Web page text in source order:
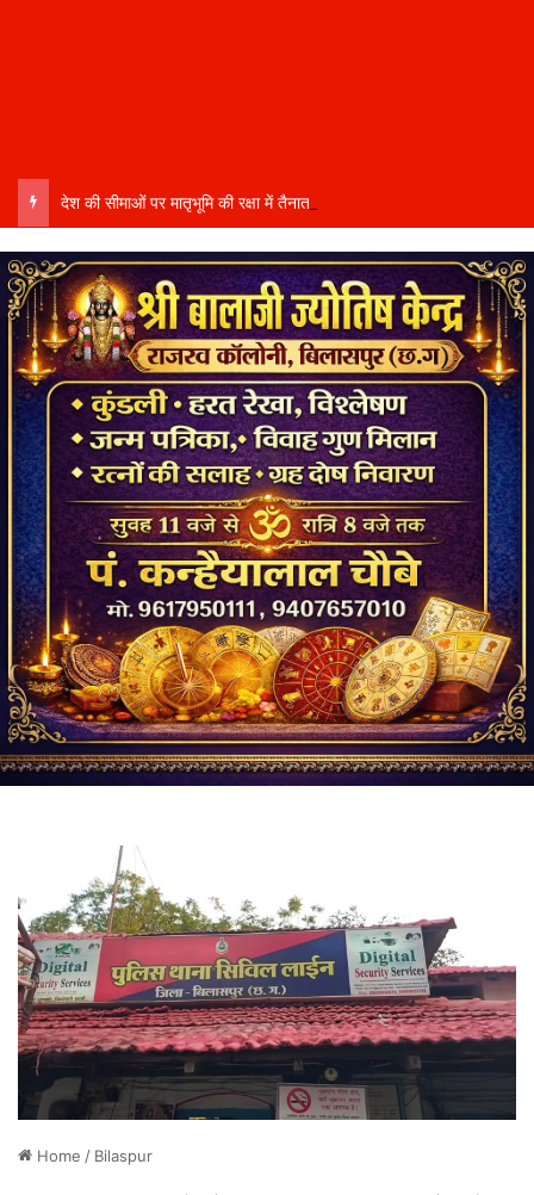
Home / Bilaspur